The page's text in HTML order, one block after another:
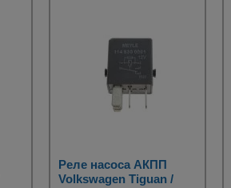
Реле насоса АКПП
Volkswagen Tiguan /